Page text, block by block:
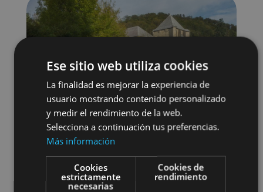
Ese sitio web utiliza cookies
La finalidad es mejorar la experiencia de
usuario mostrando contenido personalizado
y medir el rendimiento de la web.
Selecciona a continuación tus preferencias.
Más información
Cookies
estrictamente
necesarias
Cookies de
rendimiento